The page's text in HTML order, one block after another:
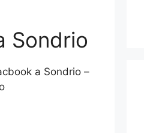
Sondrio
a Sondrio –